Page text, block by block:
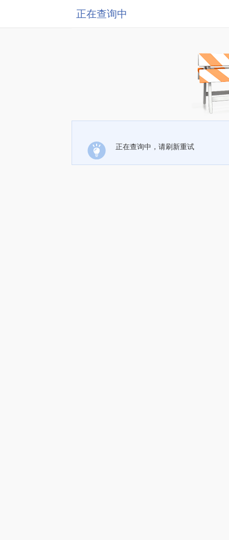
正在查询中
正在查询中，请刷新重试